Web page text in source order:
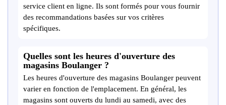
service client en ligne. Ils sont formés pour vous fournir
des recommandations basées sur vos critères
spécifiques.
Quelles sont les heures d'ouverture des
magasins Boulanger ?
Les heures d'ouverture des magasins Boulanger peuvent
varier en fonction de l'emplacement. En général, les
magasins sont ouverts du lundi au samedi, avec des